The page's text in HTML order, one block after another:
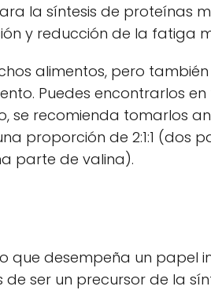
la síntesis de proteínas
y reducción de la fatiga
alimentos, pero
Puedes encontrarlos
se recomienda tomarlos
proporción de 2:1:1 (dos
parte de valina).
que desempeña un papel
ser un precursor de la